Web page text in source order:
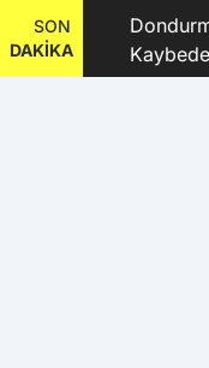
SON
DAKİKA
ve 9